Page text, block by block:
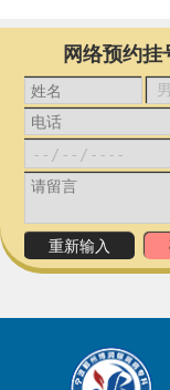
网络预约挂